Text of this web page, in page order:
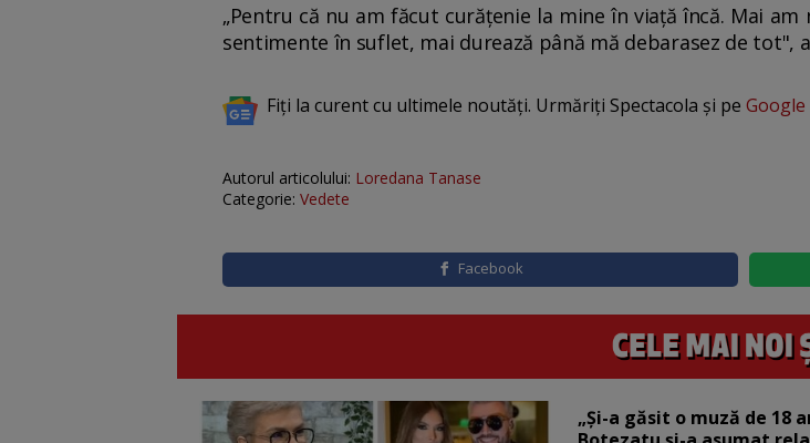
„Pentru că nu am făcut curățenie la mine în viață încă. Mai
sentimente în suflet, mai durează până mă debarasez de tot",
Fiți la curent cu ultimele noutăți. Urmăriți Spectacola și pe Google
Autorul articolului: Loredana Tanase
Categorie: Vedete
Facebook
„Și-a găsit o muză de 18